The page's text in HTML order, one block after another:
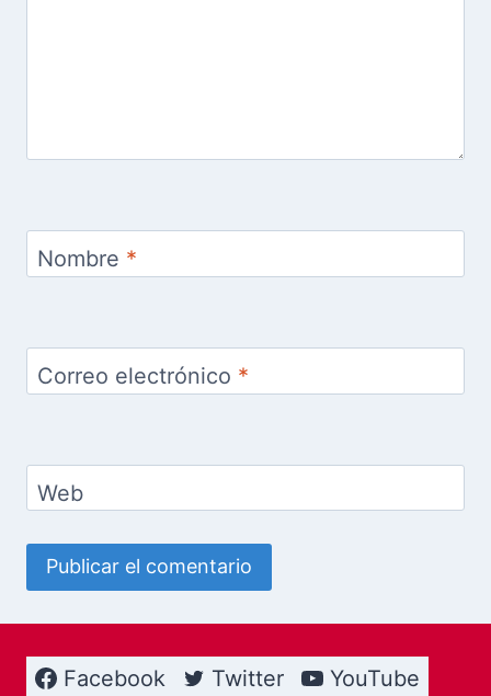
Nombre *
Correo electrónico *
Web
Facebook Twitter YouTube